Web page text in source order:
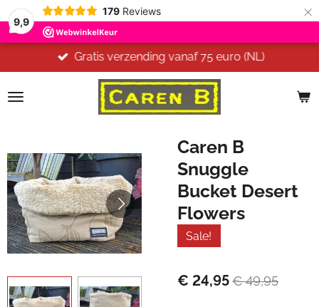
9,9
179 Reviews ×
Gratis verzending vanaf 75 euro (NL)
Caren B
Snuggle
Bucket Desert
Flowers
Sale!
€ 24,95€ 49,95